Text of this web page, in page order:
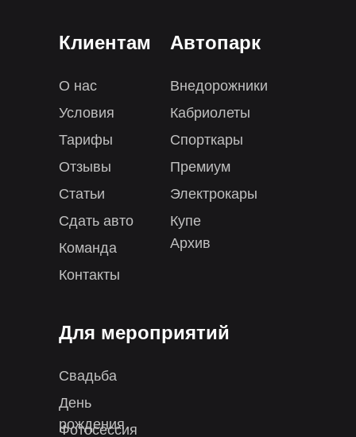
Клиентам
О нас
Условия
Тарифы
Отзывы
Статьи
Контакты
Автопарк
Внедорожники
Кабриолеты
Спорткары
Премиум
Электрокары
Купе
Архив
Для мероприятий
Свадьба
День
рождения
Фотосессия
Сдать авто
Команда